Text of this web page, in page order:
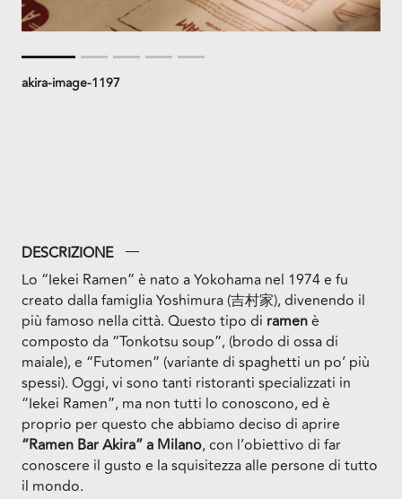
akira-image-1197
DESCRIZIONE
Lo “Iekei Ramen” è nato a Yokohama nel 1974 e fu
creato dalla famiglia Yoshimura (吉村家), divenendo il
più famoso nella città. Questo tipo di ramenè
composto da “Tonkotsu soup”, (brodo di ossa di
maiale), e “Futomen” (variante di spaghetti un po’ più
spessi). Oggi, vi sono tanti ristoranti specializzati in
“Iekei Ramen”, ma non tutti lo conoscono, ed è
proprio per questo che abbiamo deciso di aprire
“Ramen Bar Akira” a Milano, con l’obiettivo di far
conoscere il gusto e la squisitezza alle persone di tutto
il mondo.